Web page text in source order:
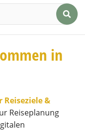
in
Reiseziele &
Reiseplanung